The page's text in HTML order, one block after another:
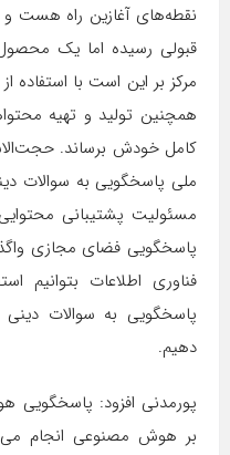
نقطه‌های آغازین راه هست و
قبولی رسیده اما یک
مرکز بر این است با استفاده
همچنین تولید و تهیه
کامل خودش برساند.
ملی پاسخگویی به سوالات
مسئولیت پشتیبانی
پاسخگویی فضای مجازی
فناوری اطلاعات بتوانیم
پاسخگویی به سوالات
دهیم.
پورمدنی افزود: پاسخگویی
بر هوش مصنوعی انجام